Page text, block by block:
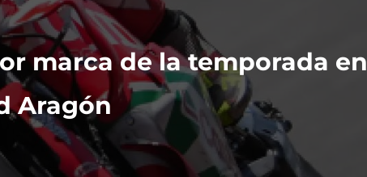
marca de la temporada en
Aragón